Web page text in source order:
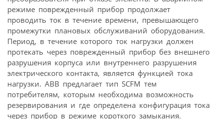
режиме поврежденный прибор продолжает
проводить ток в течение времени, превышающего
промежутки плановых обслуживаний оборудования.
Период, в течение которого ток нагрузки должен
протекать через поврежденный прибор без внешнего
разрушения корпуса или внутреннего разрушения
электрического контакта, является функцией тока
нагрузки. АВВ предлагает тип SCFM тем
потребителям, которым необходима возможность
резервирования и где определена конфигурация тока
через прибор в режиме короткого замыкания.